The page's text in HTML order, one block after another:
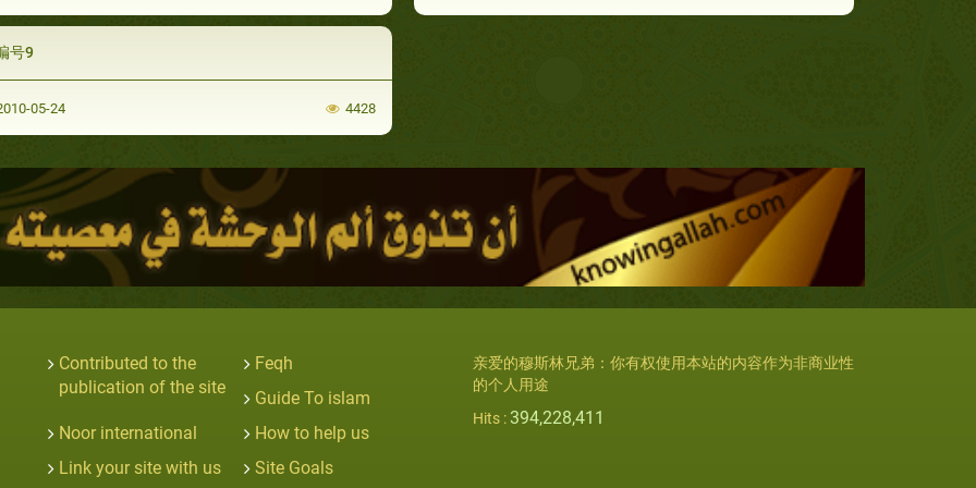
号9
05-24 4428
Contributed to the
publication of the site
Feqh
Guide To islam
Noor international
How to help us
Link your site with us
Site Goals
亲爱的穆斯林兄弟：你有权使用本站的内容作为非商业性
的个人用途
Hits : 394,228,411